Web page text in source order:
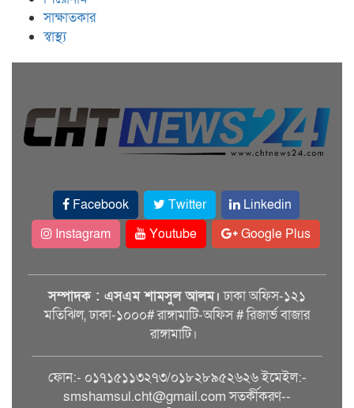
সাক্ষাতকার
স্বাস্থ্য
Facebook Twitter
Linkedin
Instagram
Youtube Google Plus
সম্পাদক : এসএম শামসুল আলম। ঢাকা অফিস-১২১
মতিঝিল, ঢাকা-১০০০# রাঙ্গামাটি-অফিস # রিজার্ভ বাজার
রাঙ্গামাটি।
ফোন:- ০১৭১৫১১৩২৭৩/০১৮২৮৯৫২৬২৬ ইমেইল:-
smshamsul.cht@gmail.com সতর্কীকরণ--